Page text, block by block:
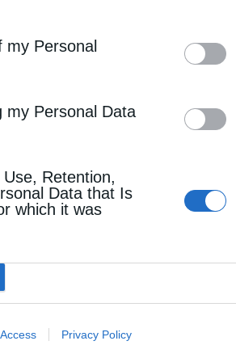
my Personal
my Personal Data
Retention,
Data that Is
which it was
Privacy Policy
οι οποίες υπήρχαν. Και σε
αναφορικά με την
λαό για να εξαντλήσουμε την
αυτά, δηλαδή, τα οποία θα
ότι δεν υπάρχει, αν θέλετε, αυτή
το οποίο ασχολείται συνεχώς
«εκλέγεσθαι».
εκλογές στον πρωθυπουργό…
εσείς ως υπουργός και ως
τις μετρήσεις, η τσέπη του
με 2%…άντεξε τις
μια επίδραση στην ανάπτυξη και